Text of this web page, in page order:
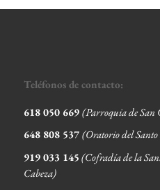
Teléfonos de contacto:
618 050 669(Parroquia de San
648 808 537(Oratorio del
919 033 145 (Cofradía de la
Cabeza)